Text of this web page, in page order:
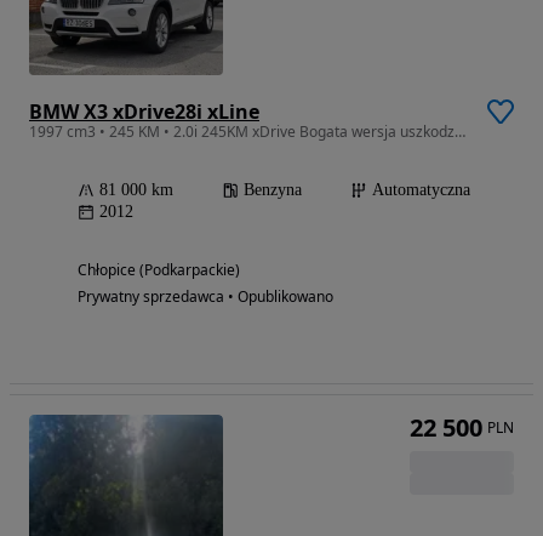
BMW X3 xDrive28i xLine
1997 cm3 • 245 KM • 2.0i 245KM xDrive Bogata wersja uszkodzony silnik
81 000 km Benzyna
Automatyczna
2012
Chłopice (Podkarpackie)
Prywatny sprzedawca • Opublikowano
22 500 PLN